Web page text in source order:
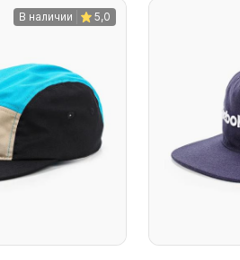
В корзину шт
В наличии 5,0